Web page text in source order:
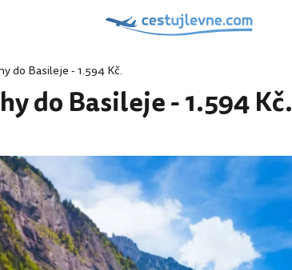
do Basileje - 1.594 Kč.
do Basileje - 1.594 Kč.